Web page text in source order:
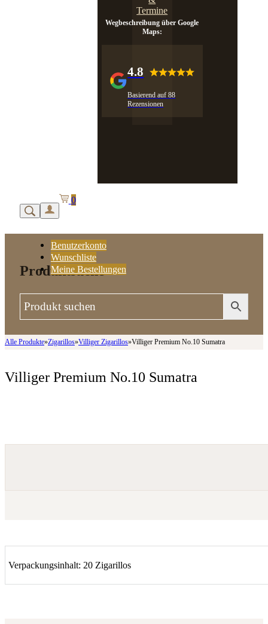
Termine
Wegbeschreibung über Google
Maps:
4.8
Basierend auf 88
Rezensionen
Benutzerkonto
Wunschliste
Meine Bestellungen
0
Produktsuche
Alle Produkte»Zigarillos»Villiger Zigarillos»Villiger Premium No.10 Sumatra
Villiger Premium No.10 Sumatra
Verpackungsinhalt: 20 Zigarillos